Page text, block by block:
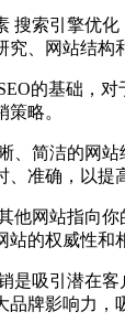
搜索引擎优
、网站结构
的基础，
略。
、简洁的网
准确，以提
他网站指向
的权威性和
是吸引潜在
牌影响力，